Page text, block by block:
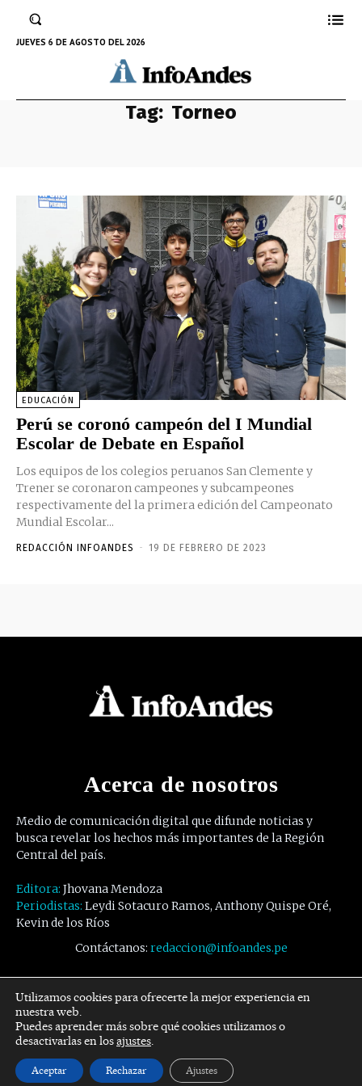
JUEVES 6 DE AGOSTO DEL 2026
Tag: Torneo
EDUCACIÓN
Perú se coronó campeón del I Mundial
Escolar de Debate en Español
Los equipos de los colegios peruanos San Clemente y
Trener se coronaron campeones y subcampeones
respectivamente del la primera edición del Campeonato
Mundial Escolar...
REDACCIÓN INFOANDES - 19 DE FEBRERO DE 2023
Acerca de nosotros
Medio de comunicación digital que difunde noticias y
busca revelar los hechos más importantes de la Región
Central del país.
Editora: Jhovana Mendoza
Periodistas: Leydi Sotacuro Ramos, Anthony Quispe Oré,
Kevin de los Ríos
Contáctanos: redaccion@infoandes.pe
Síguenos
Facebook Twitter Youtube
Utilizamos cookies para ofrecerte la mejor experiencia en
nuestra web.
Puedes aprender más sobre qué cookies utilizamos o
desactivarlas en losajustes.
Aceptar Rechazar Ajustes